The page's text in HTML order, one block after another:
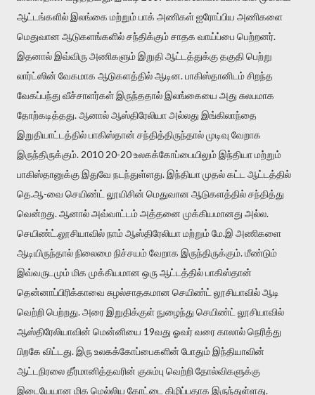
ஆட்டங்களில் இலங்கை மற்றும் பாக் அணிகள் ஐரோப்பிய அணிகளை
மெதுவான ஆடுகளங்களில் சந்திக்கும் சாதக வாய்ப்பை பெற்றனர்.
இதனால் இவ்விரு அணிகளும் இறுதி ஆட்டத்துக்கு தகுதி பெற்று
லார்ட்ஸின் வேகமாக ஆடுகளத்தில் ஆடின. பாகிஸ்தானிடம் சிறந்த
வேகப்பந்து வீச்சாளர்கள் இருந்ததால் இலங்கையை அது சுலபமாக
தோற்கடித்தது. ஆனால் ஆஸ்திரேலியா அல்லது இங்கிலாந்தை
இறுதியாட்டத்தில் பாகிஸ்தான் சந்தித்திருந்தால் முடிவு வேறாக
இருந்திருக்கும். 2010 20-20 உலகக்கோப்பையிலும் இந்தியா மற்றும்
பாகிஸ்தானுக்கு இதுவே நடந்துள்ளது. இந்தியா முதல் கட்ட ஆட்டத்தில்
தெ.ஆ-வை செயிண்ட் லூயிசின் மெதுவான ஆடுகளத்தில் சந்தித்து
வென்றது. ஆனால் அவ்வாட்டம் அத்தனை முக்கியமானது அல்ல.
செயிண்ட்.லூசியாவில் நாம் ஆஸ்திரேலியா மற்றும் மே.இ அணிகளை
ஆடியிருந்தால் நிலைமை நிச்சயம் வேறாக இருந்திருக்கும். மீண்டும்
இவ்வருடமும் மிக முக்கியமான ஒரு ஆட்டத்தில் பாகிஸ்தான்
தென்னாப்பிரிக்காவை சுழல்சாதகமான செயிண்ட் லூசியாவில் ஆடி
வெற்றி பெற்றது. அரை இறுதிக்குள் நுழைந்து செயிண்ட் லூசியாவில்
ஆஸ்திரேலியாவின் மென்னியை 19வது ஓவர் வரை காலால் நெரித்து
பிறகே விட்டது. இரு உலகக்கோப்பைகளின் போதும் இந்தியாவின்
ஆட்டநிரலை தீர்மானித்தவரின் குசும்பு வெற்றி தோல்விகளுக்கு
இடையேயான மிக மெல்லிய கோட்டை கிழிப்பதாக இருந்துள்ளது.